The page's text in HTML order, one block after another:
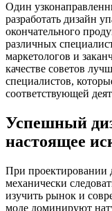
Один
разработать дизайн
окончательного
различных
маркетологов и
качестве советов
специалистов,
соответствующей
Успешный
настоящее
При проектировании
механически
изучить рынок и
моде доминируют